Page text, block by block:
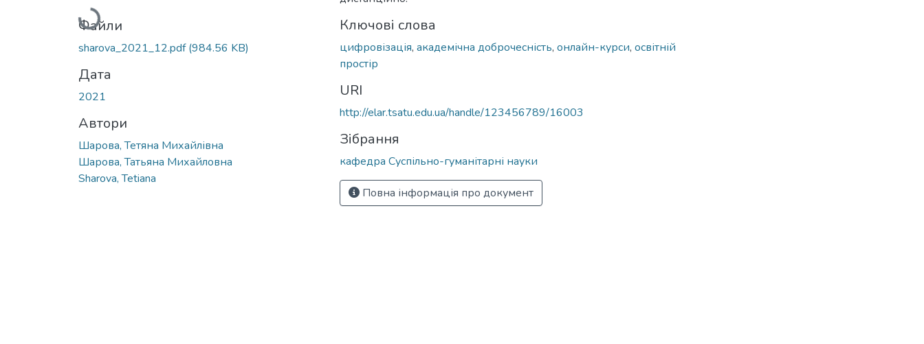
Файли
sharova_2021_12.pdf(984.56 KB)
Дата
2021
Автори
Шарова, Тетяна Михайлівна
Шарова, Татьяна Михайловна
Sharova, Tetiana
Ключові слова
цифровізація, академічна доброчесність, онлайн-курси, освітній
простір
URI
http://elar.tsatu.edu.ua/handle/123456789/16003
Зібрання
кафедра Суспільно-гуманітарні науки
Повна інформація про документ